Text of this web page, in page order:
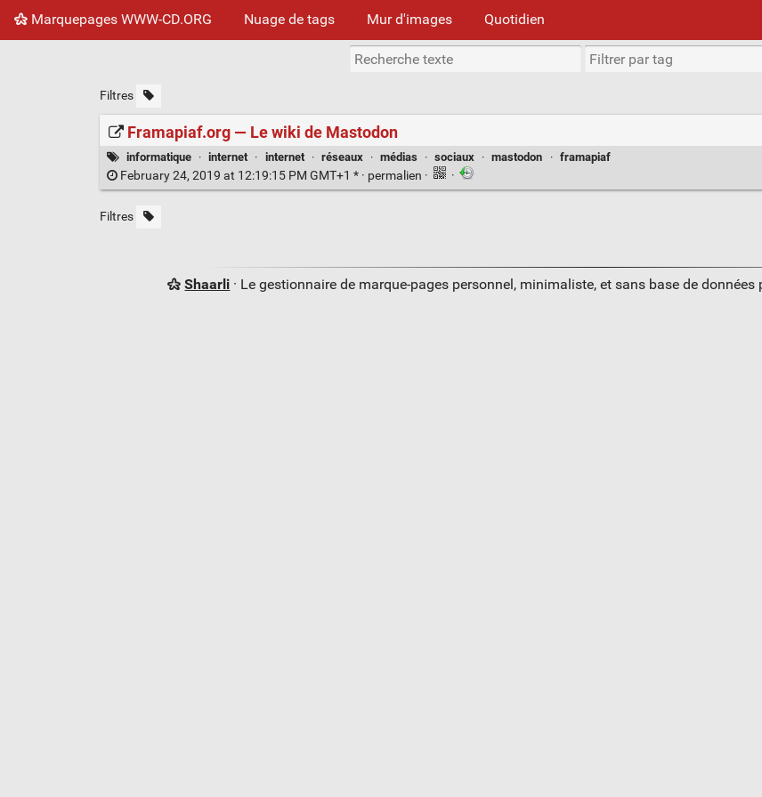
Marquepages WWW-CD.ORG Nuage de tags Mur d'images Quotidien
Filtres
Framapiaf.org — Le wiki de Mastodon
informatique · internet · internet · réseaux · médias · sociaux · mastodon · framapiaf
February 24, 2019 at 12:19:15 PM GMT+1 * · permalien · ·
Filtres
Shaarli · Le gestionnaire de marque-pages personnel, minimaliste, et sans base de